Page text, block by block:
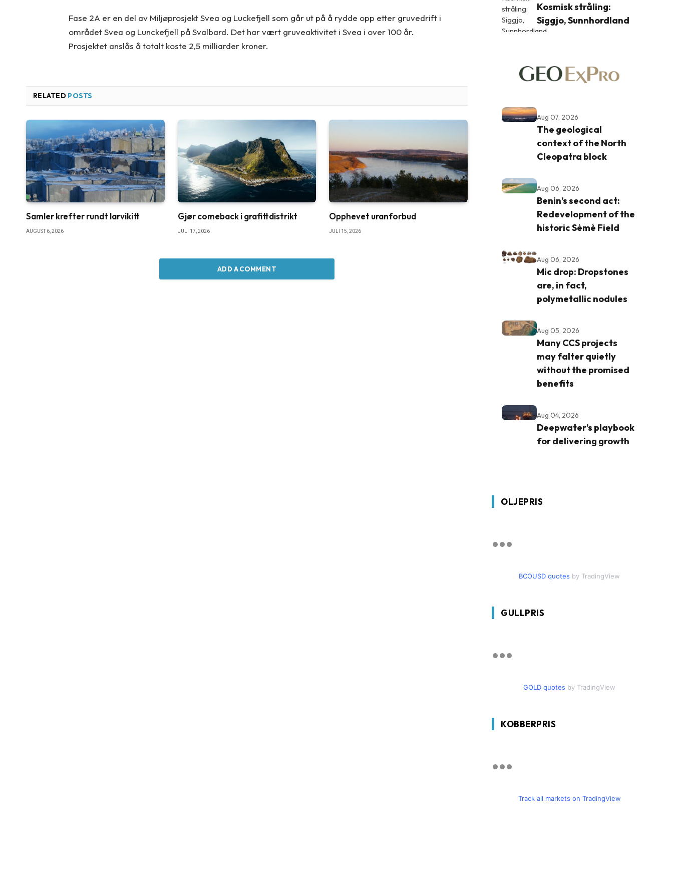
Fase 2A er en del av Miljøprosjekt Svea og Luckefjell som går ut på å rydde opp etter gruvedrift i
området Svea og Lunckefjell på Svalbard. Det har vært gruveaktivitet i Svea i over 100 år.
Prosjektet anslås å totalt koste 2,5 milliarder kroner.
RELATED POSTS
Samler krefter rundt larvikitt
AUGUST 6, 2026
Gjør comeback i grafittdistrikt
JULI 17, 2026
Opphevet uranforbud
JULI 15, 2026
ADD A COMMENT
Kosmisk stråling:
Siggjo, Sunnhordland
Aug 07, 2026
The geological
context of the North
Cleopatra block
Aug 06, 2026
Benin’s second act:
Redevelopment of the
historic Sèmè Field
Aug 06, 2026
Mic drop: Dropstones
are, in fact,
polymetallic nodules
Aug 05, 2026
Many CCS projects
may falter quietly
without the promised
benefits
Aug 04, 2026
Deepwater’s playbook
for delivering growth
OLJEPRIS
BCOUSD quotes by TradingView
GULLPRIS
GOLD quotes by TradingView
KOBBERPRIS
Track all markets on TradingView